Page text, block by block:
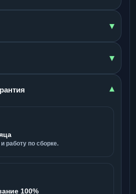
▾
▾
▾
работу по сборке.
100%